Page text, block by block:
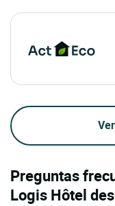
Preguntas
Logis Hôtel